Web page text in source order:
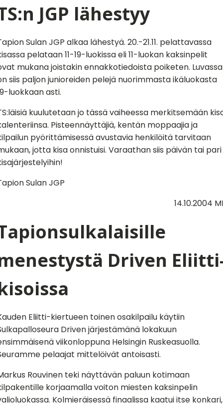
JGP lähestyy
Sulan JGP alkaa lähestyä. 20.-21.11. pelattavassa
pelataan 11-19-luokissa eli 11-luokan kaksinpelit
mukana joistakin ennakkotiedoista poiketen. Luvassa
siis paljon junioreiden pelejä nuorimmasta ikäluokasta
luokkaan asti.
kuulutetaan jo tässä vaiheessa merkitsemään
Pisteennäyttäjiä, kentän moppaajia ja
pyörittämisessä avustavia henkilöitä tarvitaan
jotta kisa onnistuisi. Varaathan siis päivän tai pari
Sulan JGP
14.10.2004
Driven
Eliitti-kiertueen toinen osakilpailu käytiin
Driven järjestämänä lokakuun
viikonloppuna Helsingin Ruskeasuolla.
pelaajat mittelöivät antoisasti.
Rouvinen teki näyttävän paluun kotimaan
korjaamalla voiton miesten kaksinpelin
Kolmieräisessä finaalissa kaatui itse konkari,